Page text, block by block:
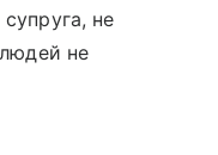
не
не